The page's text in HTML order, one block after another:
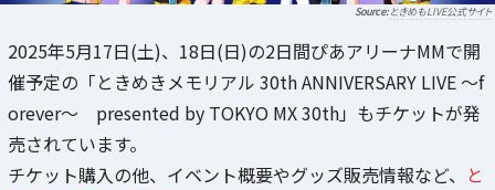
ときめもLIVE公式サイト
2025年5月17日(土)、18日(日)の2日間ぴあアリーナMMで開
催予定の「ときめきメモリアル 30th ANNIVERSARY LIVE ～f
orever～ presented by TOKYO MX 30th」もチケットが発
売されています。
チケット購入の他、イベント概要やグッズ販売情報など、 と